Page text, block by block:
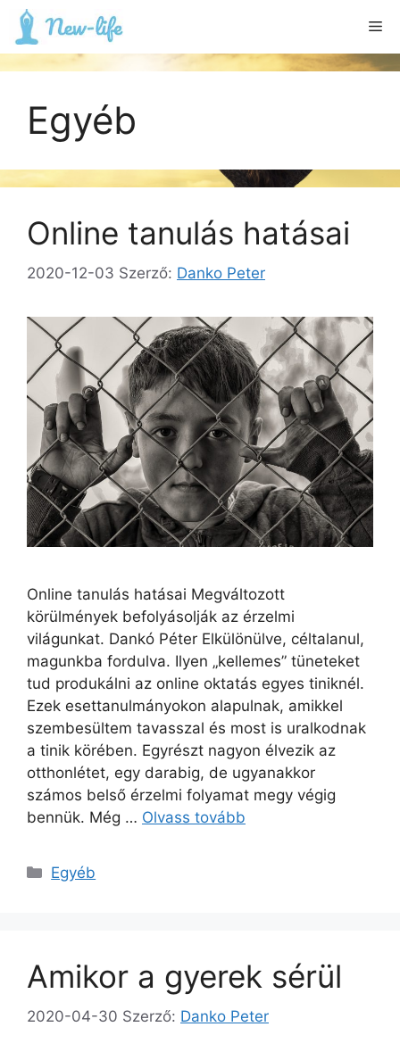
Kilépés
tartalomba
Egyéb
Online tanulás hatásai
2020-12-03 Szerző: Danko Peter
Online tanulás hatásai Megváltozott
körülmények befolyásolják az érzelmi
világunkat. Dankó Péter Elkülönülve, céltalanul,
magunkba fordulva. Ilyen „kellemes” tüneteket
tud produkálni az online oktatás egyes tiniknél.
Ezek esettanulmányokon alapulnak, amikkel
szembesültem tavasszal és most is uralkodnak
a tinik körében. Egyrészt nagyon élvezik az
otthonlétet, egy darabig, de ugyanakkor
számos belső érzelmi folyamat megy végig
bennük. Még … Olvass tovább
Kategória
Egyéb
Amikor a gyerek sérül
2020-04-30 Szerző: Danko Peter